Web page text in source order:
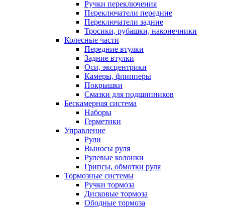
Ручки переключения
Переключатели передние
Переключатели задние
Тросики, рубашки, наконечники
Колесные части
Передние втулки
Задние втулки
Оси, эксцентрики
Камеры, флипперы
Покрышки
Смазки для подшипников
Бескамерная система
Наборы
Герметики
Управление
Рули
Выносы руля
Рулевые колонки
Грипсы, обмотки руля
Тормозные системы
Ручки тормоза
Дисковые тормоза
Ободные тормоза